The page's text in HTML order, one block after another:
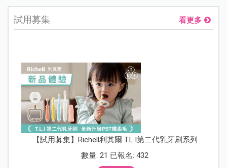
試用募集 看更多
【試用募集】Richell利其爾 T.L.I第二代乳牙刷系列
數量: 21 已報名: 432